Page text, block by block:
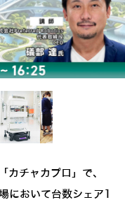
チャカプロ」で、
において台数シェア1